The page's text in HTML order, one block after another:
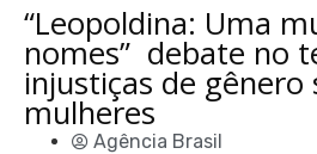
“Leopoldina: Uma
nomes” debate no
injustiças de
mulheres
Agência Brasil